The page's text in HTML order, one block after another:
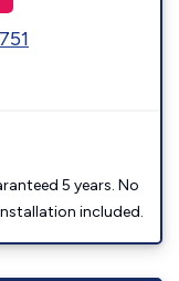
5 years. No
included.